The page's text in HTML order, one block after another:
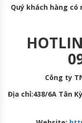
Quý khách hàng có
Công ty
Địa chỉ:438/6A Tân